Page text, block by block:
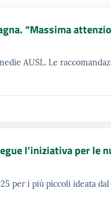
“Massima
AUSL. Le
l’iniziativa per le
per i più piccoli ideata dal